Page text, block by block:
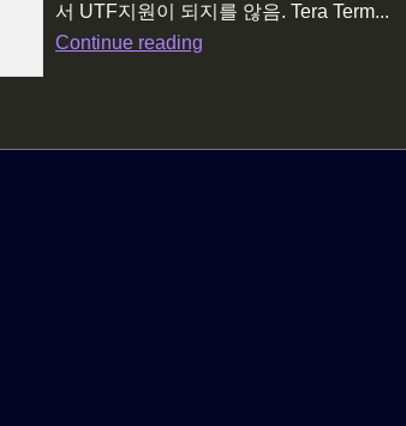
서 UTF지원이 되지를 않음. Tera Term...
Continue reading